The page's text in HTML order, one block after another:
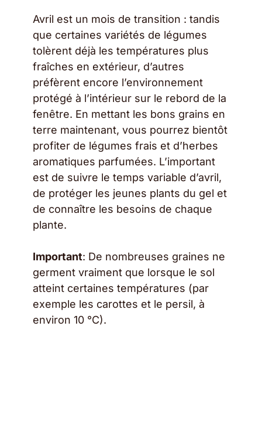
Avril est un mois de transition : tandis
que certaines variétés de légumes
tolèrent déjà les températures plus
fraîches en extérieur, d’autres
préfèrent encore l’environnement
protégé à l’intérieur sur le rebord de la
fenêtre. En mettant les bons grains en
terre maintenant, vous pourrez bientôt
profiter de légumes frais et d’herbes
aromatiques parfumées. L’important
est de suivre le temps variable d’avril,
de protéger les jeunes plants du gel et
de connaître les besoins de chaque
plante.
Important: De nombreuses graines ne
germent vraiment que lorsque le sol
atteint certaines températures (par
exemple les carottes et le persil, à
environ 10 °C).